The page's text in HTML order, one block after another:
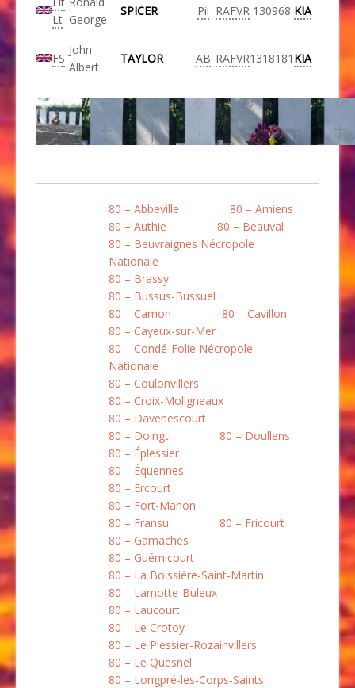
Lt George
SPICER Pil RAFVR 130968 KIA
FS
John
Albert
TAYLOR AB RAFVR1318181 KIA
80 – Abbeville
80 – Amiens
80 – Authie
80 – Beauval
80 – Beuvraignes Nécropole
Nationale
80 – Brassy
80 – Bussus-Bussuel
80 – Camon
80 – Cavillon
80 – Cayeux-sur-Mer
80 – Condé-Folie Nécropole
Nationale
80 – Coulonvillers
80 – Croix-Moligneaux
80 – Davenescourt
80 – Doingt
80 – Doullens
80 – Éplessier
80 – Équennes
80 – Ercourt
80 – Fort-Mahon
80 – Fransu
80 – Fricourt
80 – Gamaches
80 – Guémicourt
80 – La Boissière-Saint-Martin
80 – Lamotte-Buleux
80 – Laucourt
80 – Le Crotoy
80 – Le Plessier-Rozainvillers
80 – Le Quesnel
80 – Longpré-les-Corps-Saints